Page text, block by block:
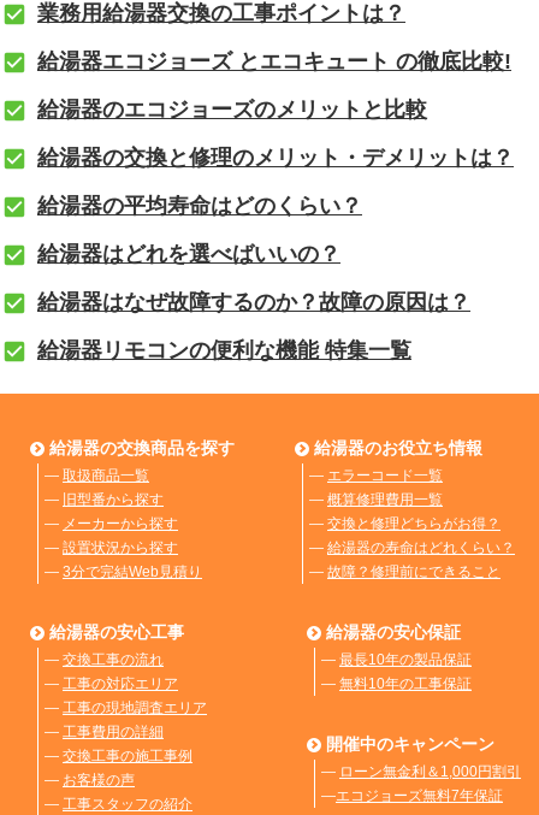
業務用給湯器交換の工事ポイントは？
給湯器エコジョーズ とエコキュート の徹底比較!
給湯器のエコジョーズのメリットと比較
給湯器の交換と修理のメリット・デメリットは？
給湯器の平均寿命はどのくらい？
給湯器はどれを選べばいいの？
給湯器はなぜ故障するのか？故障の原因は？
給湯器リモコンの便利な機能 特集一覧
給湯器の交換商品を探す
― 取扱商品一覧
― 旧型番から探す
― メーカーから探す
― 設置状況から探す
― 3分で完結Web見積り
給湯器のお役立ち情報
― エラーコード一覧
― 概算修理費用一覧
― 交換と修理どちらがお得？
― 給湯器の寿命はどれくらい？
― 故障？修理前にできること
給湯器の安心工事
― 交換工事の流れ
― 工事の対応エリア
― 工事の現地調査エリア
― 工事費用の詳細
― 交換工事の施工事例
― お客様の声
― 工事スタッフの紹介
給湯器の安心保証
― 最長10年の製品保証
― 無料10年の工事保証
開催中のキャンペーン
― ローン無金利＆1,000円割引
―エコジョーズ無料7年保証